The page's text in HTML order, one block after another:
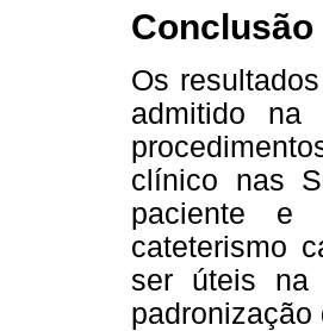
Conclusão
Os
admitido na
clínico nas
paciente e
cateterismo
ser úteis na
padronização